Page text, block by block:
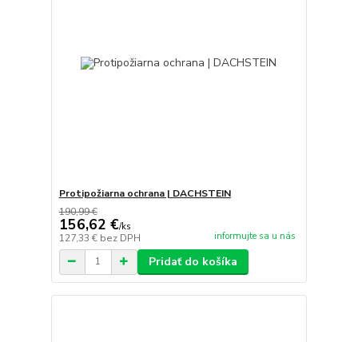
Protipožiarna ochrana | DACHSTEIN
190,99 €
156,62 €/ks
127,33 € bez DPH informujte sa u nás
Pridať do košíka